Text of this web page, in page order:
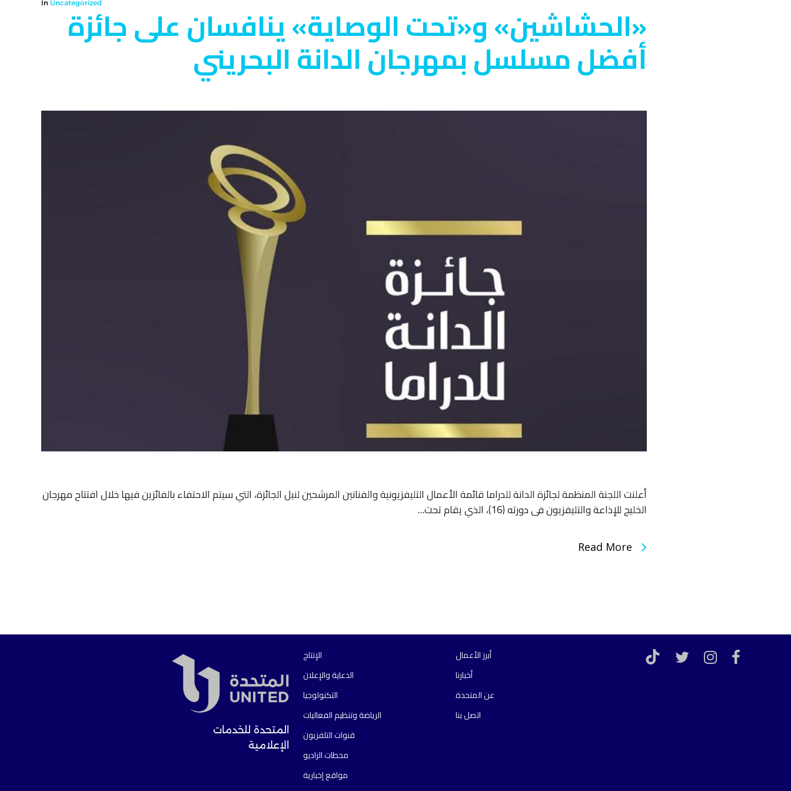
In Uncategorized
«الحشاشين» و«تحت الوصاية» ينافسان على جائزة
أفضل مسلسل بمهرجان الدانة البحريني
أعلنت اللجنة المنظمة لجائزة الدانة للدراما قائمة الأعمال التليفزيونية والفنانين المرشحين لنيل الجائزة، التي سيتم الاحتفاء بالفائزين فيها خلال افتتاح مهرجان
الخليج للإذاعة والتليفزيون فى دورته (16)، الذي يقام تحت…
Read More
المتحدة للخدمات
الإعلامية
الإنتاج
الدعاية والإعلان
التكنولوجيا
الرياضة وتنظيم الفعاليات
قنوات التلفزيون
محطات الراديو
مواقع إخبارية
أبرز الأعمال
أخبارنا
عن المتحدة
اتصل بنا
facebook
instagram
twitter
TikTok